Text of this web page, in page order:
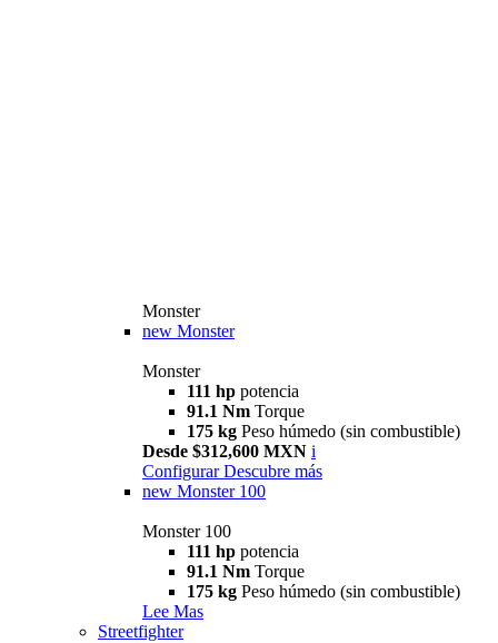
Monster
new Monster
Monster
111 hp potencia
91.1 Nm Torque
175 kg Peso húmedo (sin combustible)
Desde $312,600 MXN i
Configurar Descubre más
new Monster 100
Monster 100
111 hp potencia
91.1 Nm Torque
175 kg Peso húmedo (sin combustible)
Lee Mas
Streetfighter